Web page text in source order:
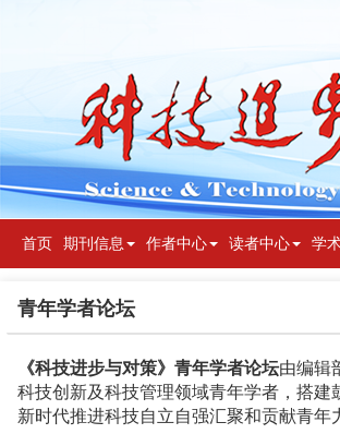
首页 期刊信息 作者中心 读者中心 学
青年学者论坛
《科技进步与对策》青年学者论坛由编辑
科技创新及科技管理领域青年学者，搭
新时代推进科技自立自强汇聚和贡献青年